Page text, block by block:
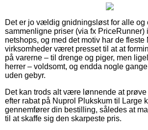
Det er jo vældig gnidningsløst for alle og
sammenligne priser (via fx PriceRunner)
netshops, og med det motiv har de
virksomheder været presset til at at
på varerne – til drenge og piger, men
herrer – voldsomt, og endda nogle
uden gebyr.
Det kan trods alt være lønnende at
efter rabat på Nuprol Plukskum til Large
gennemfører din bestilling, således at
til at skaffe sig den skarpeste pris.